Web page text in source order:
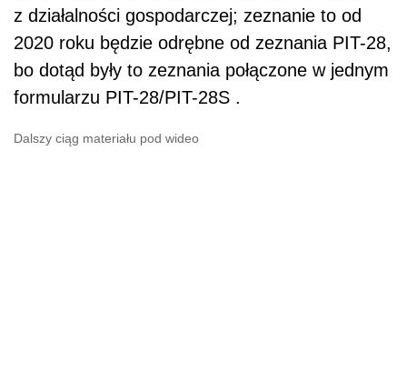
z działalności gospodarczej; zeznanie to od
2020 roku będzie odrębne od zeznania PIT-28,
bo dotąd były to zeznania połączone w jednym
formularzu PIT-28/PIT-28S .
Dalszy ciąg materiału pod wideo